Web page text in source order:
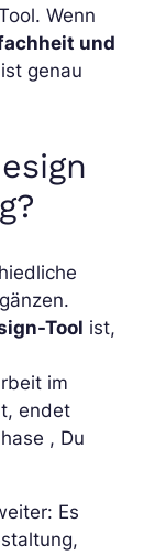
Wenn
und
genau
Tool ist,
im
endet
, Du
Es